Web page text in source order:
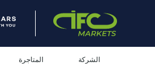
الشركة المتاجرة